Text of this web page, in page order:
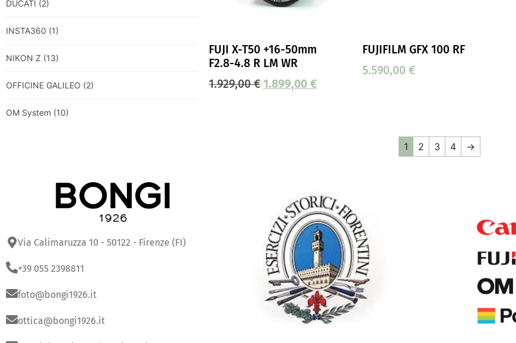
DUCATI (2)
INSTA360 (1)
NIKON Z (13)
OFFICINE GALILEO (2)
OM System (10)
FUJI X-T50 +16-50mm
F2.8-4.8 R LM WR
1.929,00€ 1.899,00 €
FUJIFILM GFX 100 RF
5.590,00€
1 2 3 4 →
Via Calimaruzza 10 - 50122 - Firenze (FI)
+39 055 2398811
foto@bongi1926.it
ottica@bongi1926.it